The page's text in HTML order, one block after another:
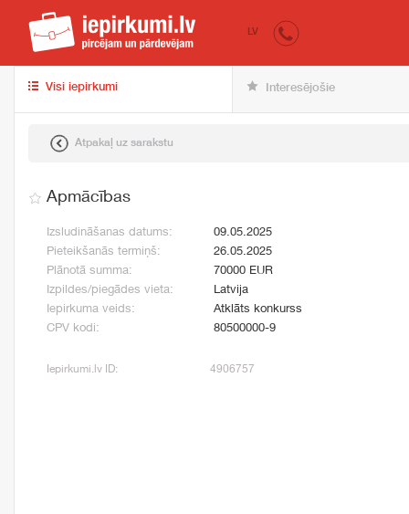
iepirkumi.lv
LV
Visi iepirkumi Interesējošie
Atpakaļ uz sarakstu
Apmācības
Izsludināšanas datums:
09.05.2025
Pieteikšanās termiņš:
26.05.2025
Plānotā summa:
70000 EUR
Izpildes/piegādes vieta:
Latvija
Iepirkuma veids:
Atklāts konkurss
CPV kodi:
80500000-9
Iepirkumi.lv ID: 4906757